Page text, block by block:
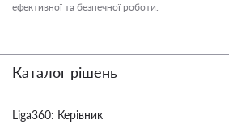
ефективної та безпечної роботи.
Каталог рішень
Liga360: Керівник